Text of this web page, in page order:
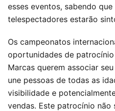
esses eventos, sabendo
telespectadores estarão
Os campeonatos
oportunidades de
Marcas querem associar
une pessoas de todas as
visibilidade e
vendas. Este patrocínio não